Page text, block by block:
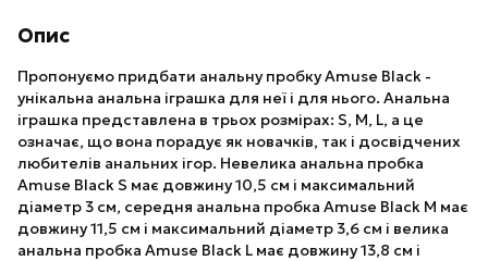
Опис
Пропонуємо придбати анальну пробку Amuse Black -
унікальна анальна іграшка для неї і для нього. Анальна
іграшка представлена ​​в трьох розмірах: S, M, L, а це
означає, що вона порадує як новачків, так і досвідчених
любителів анальних ігор. Невелика анальна пробка
Amuse Black S має довжину 10,5 см і максимальний
діаметр 3 см, середня анальна пробка Amuse Black M має
довжину 11,5 см і максимальний діаметр 3,6 см і велика
анальна пробка Amuse Black L має довжину 13,8 см і